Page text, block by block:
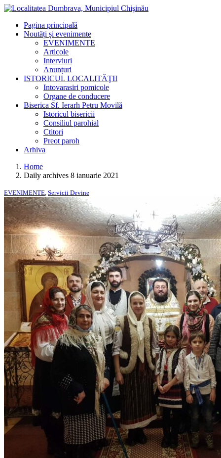
Pagina principală
Noutăți și evenimente
EVENIMENTE
Articole
Interviuri
Anunțuri
ISTORICUL LOCALITĂŢII
Intovarasiri pomicole
Organe de conducere
Biserica Sf. Ierarh Petru Movilă
Istoricul bisericii
Consiliul parohial
Ctitori
Preot paroh
Arhiva
Home
Daily archives 8 ianuarie 2021
EVENIMENTE, Servicii Devine